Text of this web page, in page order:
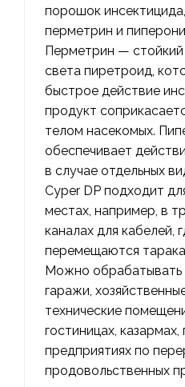
порошок
перметрин и
Перметрин —
света пиретроид,
быстрое действие
продукт
телом насекомых.
обеспечивает
в случае отдельных
Cyper DP подходит
местах, например, в
каналах для кабелей,
перемещаются
Можно обрабатывать
гаражи,
технические
гостиницах,
предприятиях по
продовольственных